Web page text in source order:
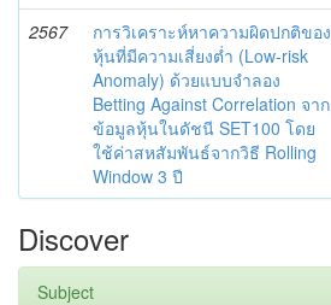
2567
การวิเคราะห์หาความผิดปกติของ
หุ้นที่มีความเสี่ยงต่ำ (Low-risk
Anomaly) ด้วยแบบจำลอง
Betting Against Correlation จาก
ข้อมูลหุ้นในดัชนี SET100 โดย
ใช้ค่าสหสัมพันธ์จากวิธี Rolling
Window 3 ปี
Discover
Subject